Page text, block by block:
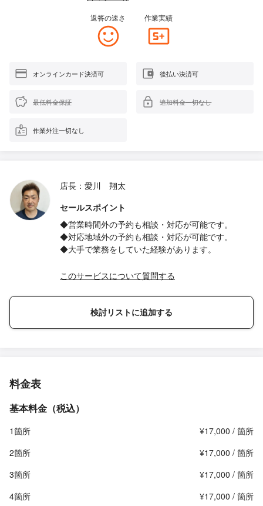
返答の速さ 作業実績
オンラインカード決済可 後払い決済可
最低料金保証 追加料金一切なし
作業外注一切なし
店長：愛川 翔太
セールスポイント
◆営業時間外の予約も相談・対応が可能です。
◆対応地域外の予約も相談・対応が可能です。
◆大手で業務をしていた経験があります。
このサービスについて質問する
検討リストに追加する
料金表
基本料金（税込）
1箇所
¥17,000 / 箇所
2箇所
¥17,000 / 箇所
3箇所
¥17,000 / 箇所
4箇所
¥17,000 / 箇所